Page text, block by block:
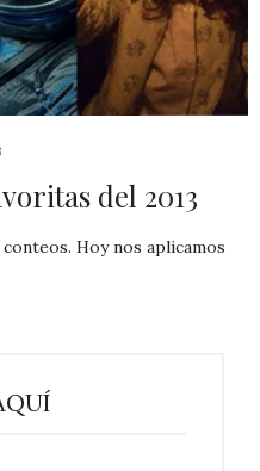
del 2013
Hoy nos aplicamos